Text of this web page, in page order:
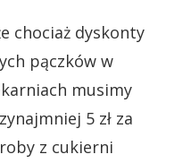
chociaż dyskonty
pączków w
musimy
5 zł za
z cukierni